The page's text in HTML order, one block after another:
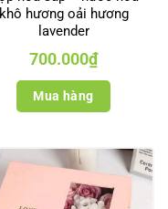
khô hương oải hương
lavender
700.000₫
Mua hàng